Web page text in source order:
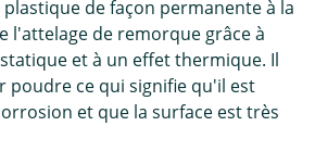
de façon permanente à la
l'attelage de remorque grâce à
et à un effet thermique. Il
poudre ce qui signifie qu'il est
et que la surface est très